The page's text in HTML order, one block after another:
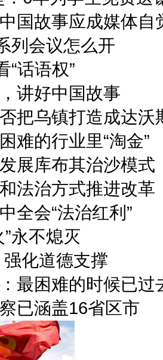
国故事应成媒体自
列会议怎么开
“话语权”
讲好中国故事
把乌镇打造成达沃
难的行业里“淘金”
展库布其治沙模式
法治方式推进改革
全会“法治红利”
永不熄灭
化道德支撑
最困难的时候已过
已涵盖16省区市